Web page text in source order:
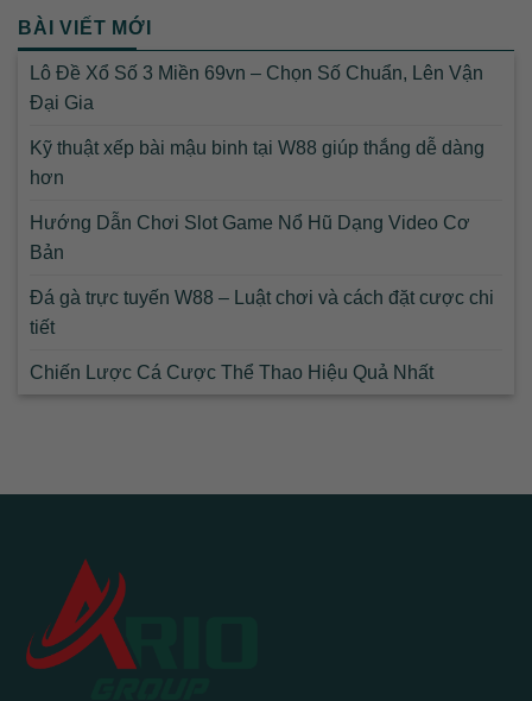
BÀI VIẾT MỚI
Lô Đề Xổ Số 3 Miền 69vn – Chọn Số Chuẩn, Lên Vận
Đại Gia
Kỹ thuật xếp bài mậu binh tại W88 giúp thắng dễ dàng
hơn
Hướng Dẫn Chơi Slot Game Nổ Hũ Dạng Video Cơ
Bản
Đá gà trực tuyến W88 – Luật chơi và cách đặt cược chi
tiết
Chiến Lược Cá Cược Thể Thao Hiệu Quả Nhất